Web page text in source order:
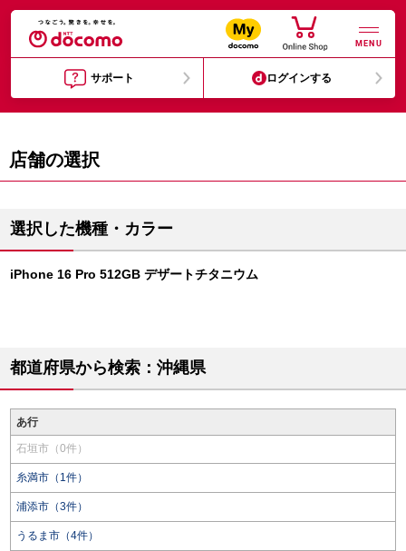
MENU
サポート ログインする
店舗の選択
選択した機種・カラー
iPhone 16 Pro 512GB デザートチタニウム
都道府県から検索：沖縄県
あ行
石垣市（0件）
糸満市（1件）
浦添市（3件）
うるま市（4件）